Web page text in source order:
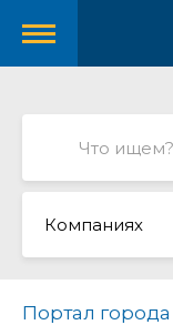
Компаниях
Портал города